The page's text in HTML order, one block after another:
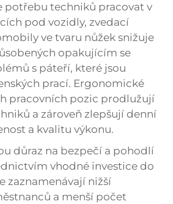
potřebu techniků pracovat v
pod vozidly, zvedací
ve tvaru nůžek snižuje
opakujícím se
s páteří, které jsou
prací. Ergonomické
pracovních pozic prodlužují
a zároveň zlepšují denní
a kvalitu výkonu.
důraz na bezpečí a pohodlí
vhodné investice do
zaznamenávají nižší
a menší počet